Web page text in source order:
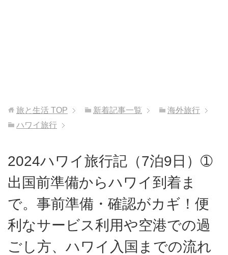
旅と生活 TOP 新着記事一覧
海外旅行
ハワイ旅行
2024ハワイ旅行記（7泊9日）➀
出国前準備からハワイ到着ま
で。事前準備・確認がカギ！便
利なサービス利用や空港での過
ごし方、ハワイ入国までの流れ